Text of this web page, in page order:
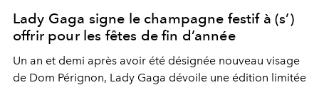
Lady Gaga signe le champagne festif à (s’)
offrir pour les fêtes de fin d’année
Un an et demi après avoir été désignée nouveau visage
de Dom Pérignon, Lady Gaga dévoile une édition limitée